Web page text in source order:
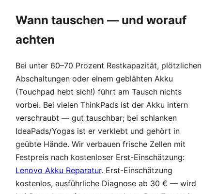
Wann tauschen — und worauf
achten
Bei unter 60–70 Prozent Restkapazität, plötzlichen
Abschaltungen oder einem geblähten Akku
(Touchpad hebt sich!) führt am Tausch nichts
vorbei. Bei vielen ThinkPads ist der Akku intern
verschraubt — gut tauschbar; bei schlanken
IdeaPads/Yogas ist er verklebt und gehört in
geübte Hände. Wir verbauen frische Zellen mit
Festpreis nach kostenloser Erst-Einschätzung:
Lenovo Akku Reparatur. Erst-Einschätzung
kostenlos, ausführliche Diagnose ab 30 € — wird